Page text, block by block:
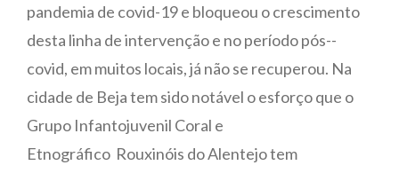
pandemia de covid-19 e bloqueou o crescimento
desta linha de intervenção e no período pós--
covid, em muitos locais, já não se recuperou. Na
cidade de Beja tem sido notável o esforço que o
Grupo Infantojuvenil Coral e
Etnográfico Rouxinóis do Alentejo tem